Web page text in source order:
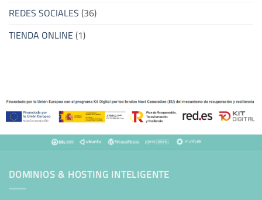
REDES SOCIALES(36)
TIENDA ONLINE(1)
DOMINIOS & HOSTING INTELIGENTE